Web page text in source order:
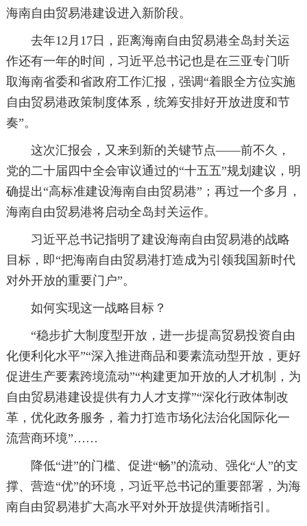
海南自由贸易港建设进入新阶段。
去年12月17日，距离海南自由贸易港全岛封关运
作还有一年的时间，习近平总书记也是在三亚专门听
取海南省委和省政府工作汇报，强调“着眼全方位实施
自由贸易港政策制度体系，统筹安排好开放进度和节
奏”。
这次汇报会，又来到新的关键节点——前不久，
党的二十届四中全会审议通过的“十五五”规划建议，明
确提出“高标准建设海南自由贸易港”；再过一个多月，
海南自由贸易港将启动全岛封关运作。
习近平总书记指明了建设海南自由贸易港的战略
目标，即“把海南自由贸易港打造成为引领我国新时代
对外开放的重要门户”。
如何实现这一战略目标？
“稳步扩大制度型开放，进一步提高贸易投资自由
化便利化水平”“深入推进商品和要素流动型开放，更好
促进生产要素跨境流动”“构建更加开放的人才机制，为
自由贸易港建设提供有力人才支撑”“深化行政体制改
革，优化政务服务，着力打造市场化法治化国际化一
流营商环境”……
降低“进”的门槛、促进“畅”的流动、强化“人”的支
撑、营造“优”的环境，习近平总书记的重要部署，为海
南自由贸易港扩大高水平对外开放提供清晰指引。